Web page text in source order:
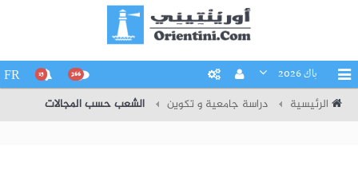
باك 2026 266
15
FR
الرئيسية دراسة جامعية و تكوين الشعب حسب المجالات